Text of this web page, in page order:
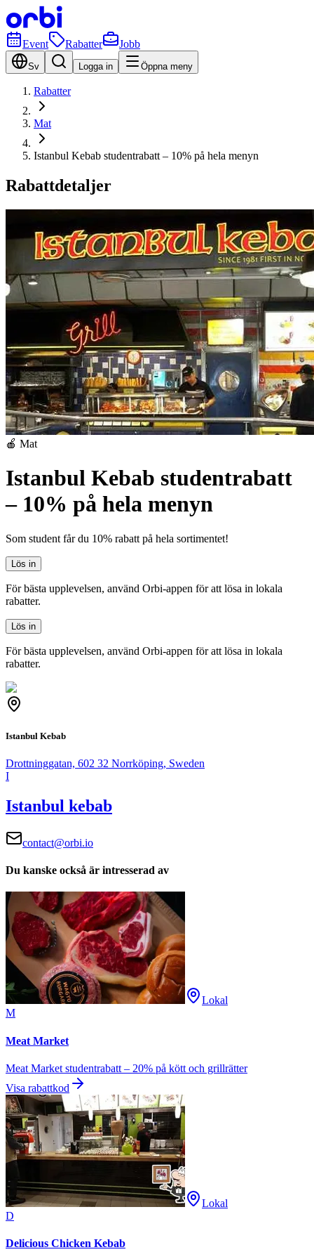
Event Rabatter Jobb
Sv Logga in Öppna meny
Rabatter
Mat
Istanbul Kebab studentrabatt – 10% på hela menyn
Rabattdetaljer
🍎 Mat
Istanbul Kebab studentrabatt
– 10% på hela menyn
Som student får du 10% rabatt på hela sortimentet!
Lös in
För bästa upplevelsen, använd Orbi-appen för att lösa in lokala
rabatter.
Lös in
För bästa upplevelsen, använd Orbi-appen för att lösa in lokala
rabatter.
Istanbul Kebab
Drottninggatan, 602 32 Norrköping, Sweden
I
Istanbul kebab
contact@orbi.io
Du kanske också är intresserad av
Lokal
M
Meat Market
Meat Market studentrabatt – 20% på kött och grillrätter
Visa rabattkod
Lokal
D
Delicious Chicken Kebab